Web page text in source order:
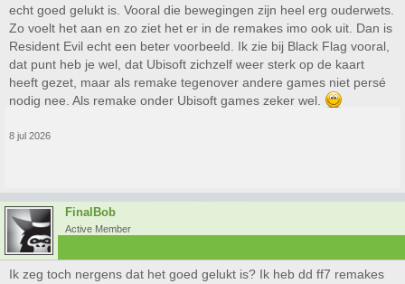
echt goed gelukt is. Vooral die bewegingen zijn heel erg ouderwets.
Zo voelt het aan en zo ziet het er in de remakes imo ook uit. Dan is
Resident Evil echt een beter voorbeeld. Ik zie bij Black Flag vooral,
dat punt heb je wel, dat Ubisoft zichzelf weer sterk op de kaart
heeft gezet, maar als remake tegenover andere games niet persé
nodig nee. Als remake onder Ubisoft games zeker wel.
8 jul 2026
FinalBob
Active Member
Ik zeg toch nergens dat het goed gelukt is? Ik heb dd ff7 remakes